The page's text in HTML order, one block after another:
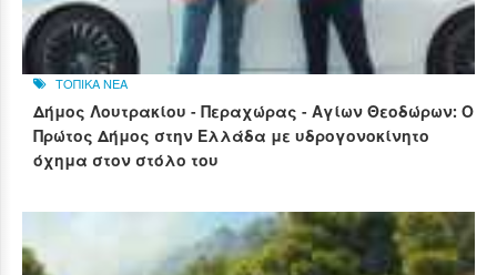
ΤΟΠΙΚΑ ΝΕΑ
Δήμος Λουτρακίου - Περαχώρας - Αγίων Θεοδώρων: Ο
Πρώτος Δήμος στην Ελλάδα με υδρογονοκίνητο
όχημα στον στόλο του